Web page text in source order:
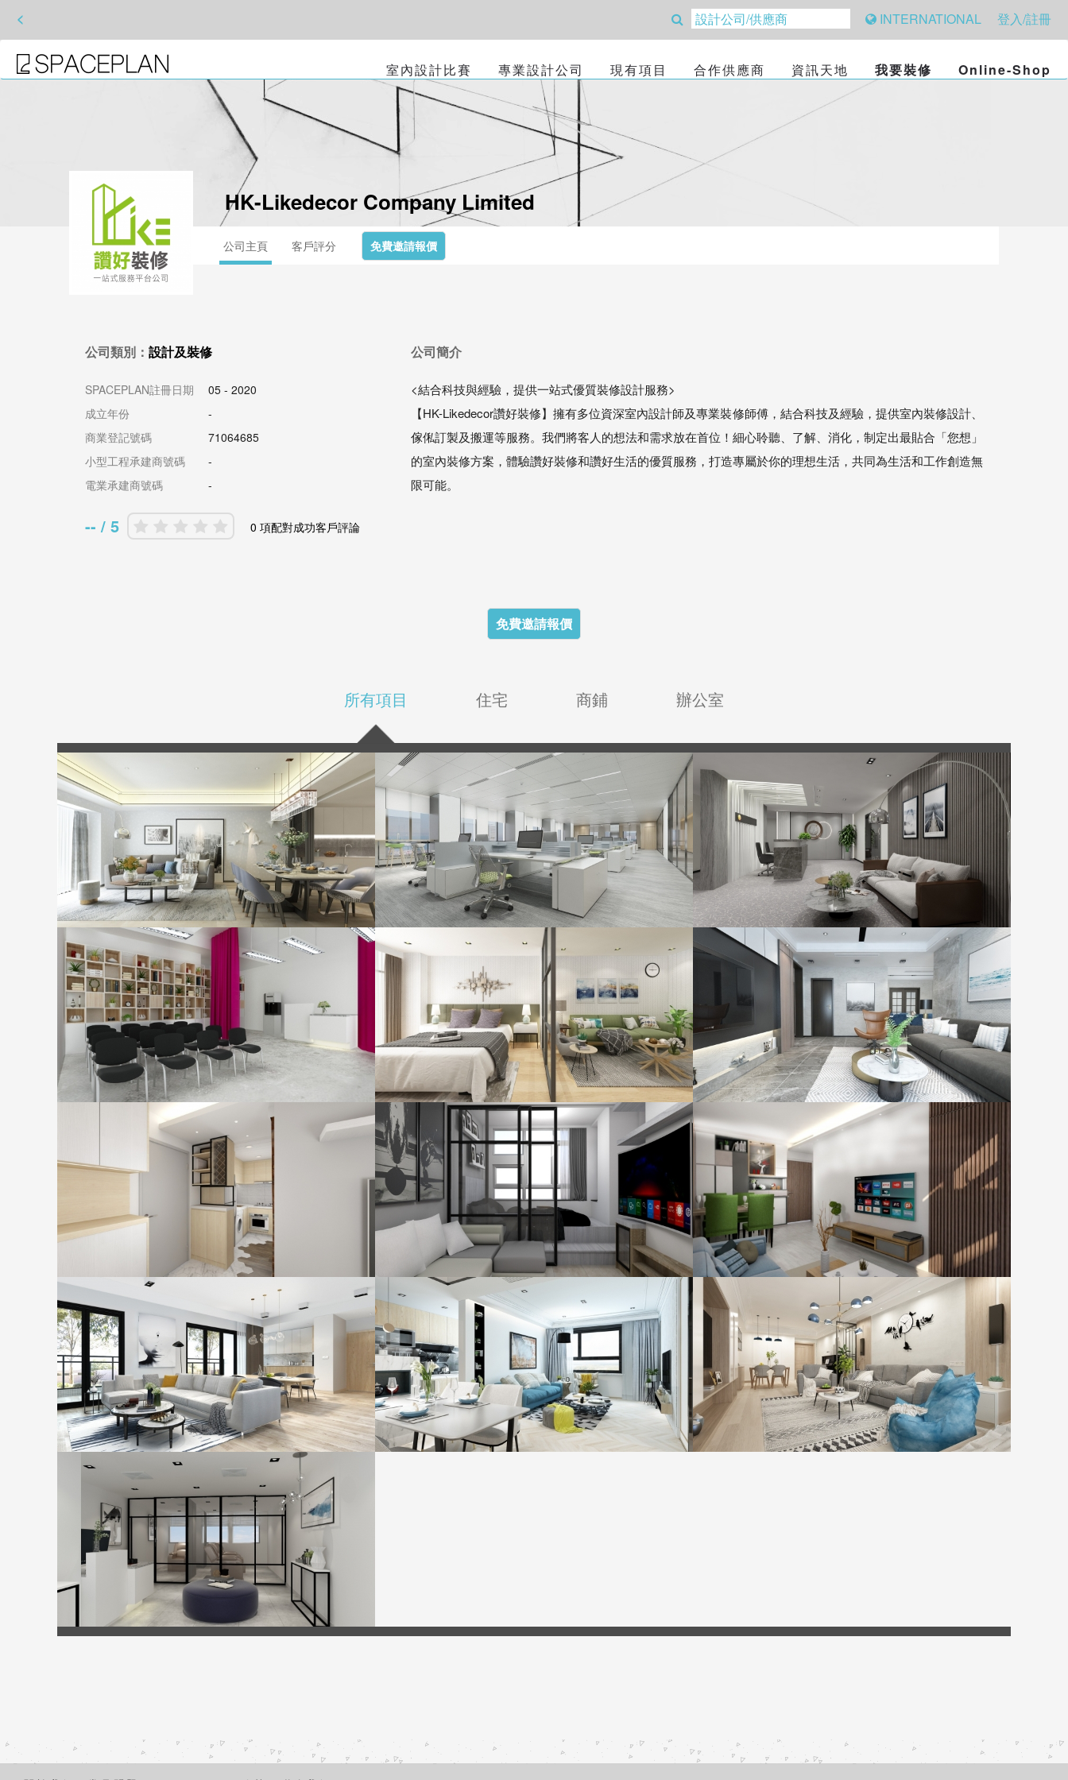
< INTERNATIONAL 登入/註冊
室內設計比賽 專業設計公司 現有項目 合作供應商 資訊天地 我要裝修 Online-Shop
HK-Likedecor Company Limited
公司主頁 客戶評分 免費邀請報價
公司類別： 設計及裝修
SPACEPLAN註冊日期
05 - 2020
成立年份
-
商業登記號碼
71064685
小型工程承建商號碼
-
電業承建商號碼
-
-- / 5 0 項配對成功客戶評論
公司簡介
<結合科技與經驗，提供一站式優質裝修設計服務>
【HK-Likedecor讚好裝修】擁有多位資深室內設計師及專業裝修師傅，結合科技及經驗，提供室內裝修設計、
傢俬訂製及搬運等服務。我們將客人的想法和需求放在首位！細心聆聽、了解、消化，制定出最貼合「您想」
的室內裝修方案，體驗讚好裝修和讚好生活的優質服務，打造專屬於你的理想生活，共同為生活和工作創造無
限可能。
免費邀請報價
所有項目 住宅 商鋪 辦公室